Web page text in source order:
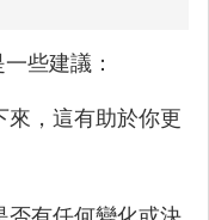
些建議：
來，這有助於你更